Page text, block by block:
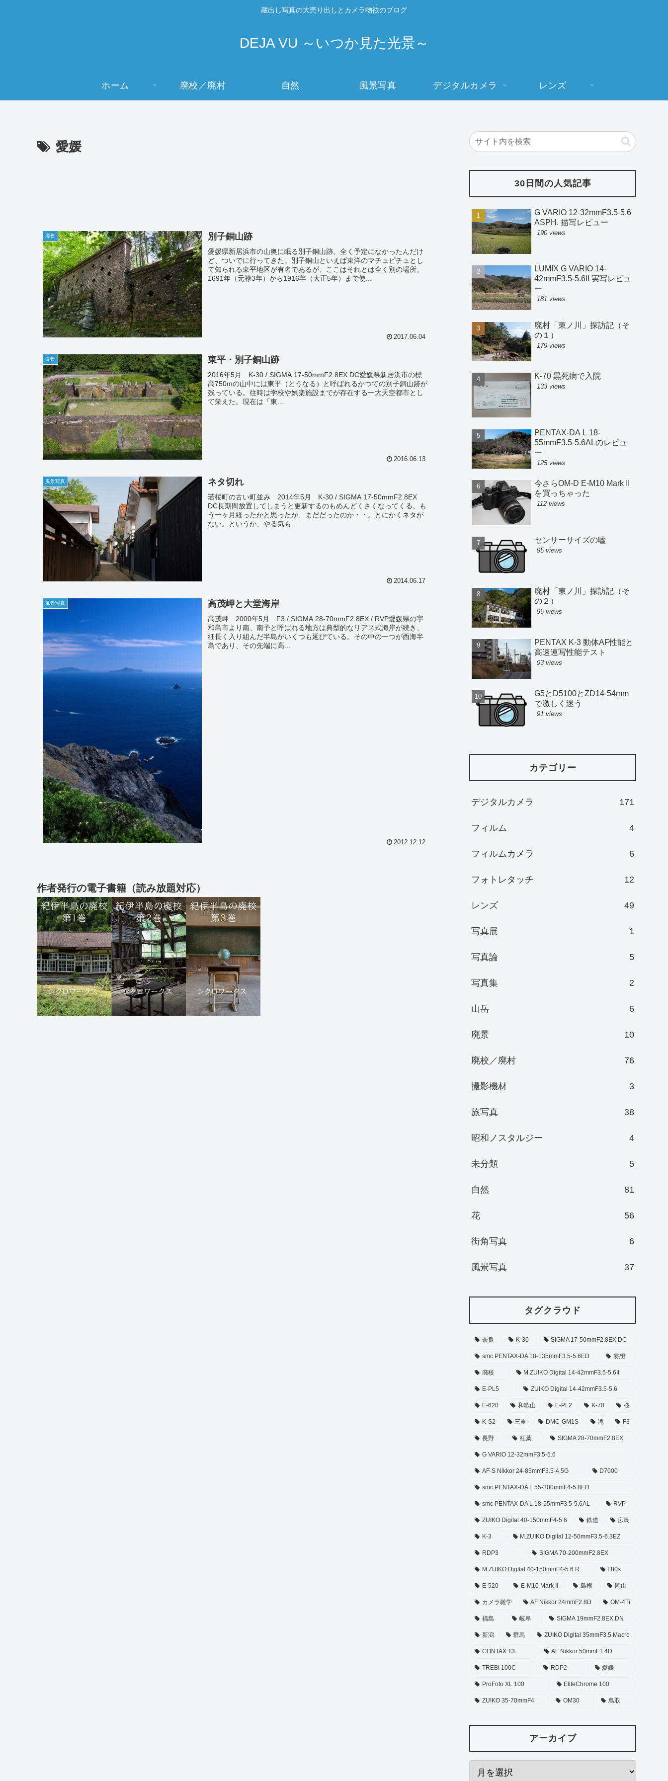
蔵出し写真の大売り出しとカメラ物欲のブログ
DEJA VU ～いつか見た光景～
ホーム 廃校／廃村 自然 風景写真 デジタルカメラ レンズ
愛媛
廃景 別子銅山跡
愛媛県新居浜市の山奥に眠る別子銅山跡。全く予定になかったんだけ
ど、ついでに行ってきた。別子銅山といえば東洋のマチュピチュとし
て知られる東平地区が有名であるが、ここはそれとは全く別の場所。
1691年（元禄3年）から1916年（大正5年）まで使...
2017.06.04
廃景 東平・別子銅山跡
2016年5月 K-30 / SIGMA 17-50mmF2.8EX DC愛媛県新居浜市の標
高750mの山中には東平（とうなる）と呼ばれるかつての別子銅山跡が
残っている。往時は学校や娯楽施設までが存在する一大天空都市とし
て栄えた。現在は「東...
2016.06.13
風景写真 ネタ切れ
若桜町の古い町並み 2014年5月 K-30 / SIGMA 17-50mmF2.8EX
DC長期間放置してしまうと更新するのもめんどくさくなってくる。も
う一ヶ月経ったかと思ったが、まだだったのか・・。とにかくネタが
ない。というか、やる気も...
2014.06.17
風景写真 高茂岬と大堂海岸
高茂岬 2000年5月 F3 / SIGMA 28-70mmF2.8EX / RVP愛媛県の宇
和島市より南、南予と呼ばれる地方は典型的なリアス式海岸が続き、
細長く入り組んだ半島がいくつも延びている。その中の一つが西海半
島であり、その先端に高...
2012.12.12
作者発行の電子書籍（読み放題対応）
30日間の人気記事
G VARIO 12-32mmF3.5-5.6
ASPH. 描写レビュー
190 views
LUMIX G VARIO 14-
42mmF3.5-5.6II 実写レビュ
ー
181 views
廃村「東ノ川」探訪記（そ
の１）
179 views
K-70 黒死病で入院
133 views
PENTAX-DA L 18-
55mmF3.5-5.6ALのレビュ
ー
125 views
今さらOM-D E-M10 Mark II
を買っちゃった
112 views
センサーサイズの嘘
95 views
廃村「東ノ川」探訪記（そ
の２）
95 views
PENTAX K-3 動体AF性能と
高速連写性能テスト
93 views
G5とD5100とZD14-54mm
で激しく迷う
91 views
カテゴリー
デジタルカメラ 171
フィルム 4
フィルムカメラ 6
フォトレタッチ 12
レンズ 49
写真展 1
写真論 5
写真集 2
山岳 6
廃景 10
廃校／廃村 76
撮影機材 3
旅写真 38
昭和ノスタルジー 4
未分類 5
自然 81
花 56
街角写真 6
風景写真 37
タグクラウド
奈良 K-30 SIGMA 17-50mmF2.8EX DC
smc PENTAX-DA 18-135mmF3.5-5.6ED 妄想
廃校 M.ZUIKO Digital 14-42mmF3.5-5.6II
E-PL5 ZUIKO Digital 14-42mmF3.5-5.6
E-620 和歌山 E-PL2 K-70 桜
K-S2 三重 DMC-GM1S 滝 F3
長野 紅葉 SIGMA 28-70mmF2.8EX
G VARIO 12-32mmF3.5-5.6
AF-S Nikkor 24-85mmF3.5-4.5G D7000
smc PENTAX-DA L 55-300mmF4-5.8ED
smc PENTAX-DA L 18-55mmF3.5-5.6AL RVP
ZUIKO Digital 40-150mmF4-5.6 鉄道 広島
K-3 M.ZUIKO Digital 12-50mmF3.5-6.3EZ
RDP3 SIGMA 70-200mmF2.8EX
M.ZUIKO Digital 40-150mmF4-5.6 R F80s
E-520 E-M10 Mark II 島根 岡山
カメラ雑学 AF Nikkor 24mmF2.8D OM-4Ti
福島 岐阜 SIGMA 19mmF2.8EX DN
新潟 群馬 ZUIKO Digital 35mmF3.5 Macro
CONTAX T3 AF Nikkor 50mmF1.4D
TREBI 100C RDP2 愛媛
ProFoto XL 100 EliteChrome 100
ZUIKO 35-70mmF4 OM30 鳥取
アーカイブ